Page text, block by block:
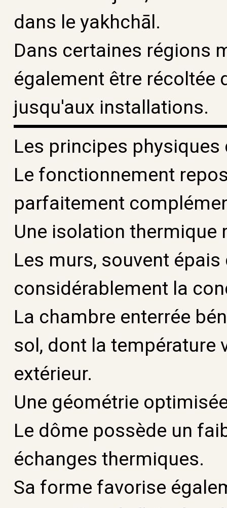
dans le yakhchāl.
Dans certaines régions
également être récoltée
jusqu'aux installations.
Les principes physiques
Le fonctionnement
parfaitement
Une isolation thermique
Les murs, souvent
considérablement la
La chambre enterrée
sol, dont la température
extérieur.
Une géométrie
Le dôme possède un
échanges thermiques.
Sa forme favorise